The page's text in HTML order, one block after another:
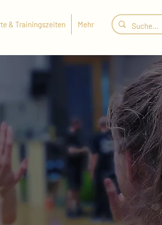
& Trainingszeiten Mehr